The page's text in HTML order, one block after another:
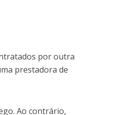
por outra
prestadora de
Ao contrário,